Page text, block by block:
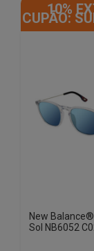
10%
CUPÃO:
New
Sol NB6052